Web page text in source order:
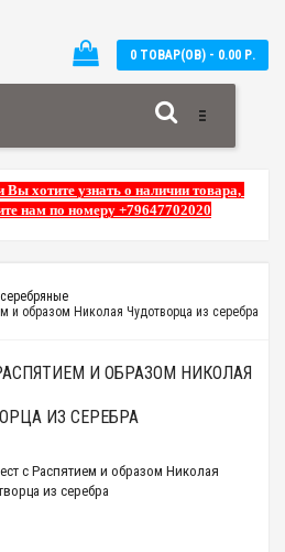
0 ТОВАР(ОВ) - 0.00 Р.
Вы хотите узнать о наличии товара,
нам по номеру +79647702020
и образом Николая Чудотворца из серебра
И ОБРАЗОМ НИКОЛАЯ
ИЗ СЕРЕБРА